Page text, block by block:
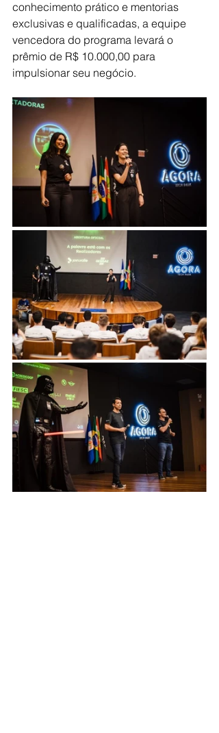
conhecimento prático e mentorias
exclusivas e qualificadas, a equipe
vencedora do programa levará o
prêmio de R$ 10.000,00 para
impulsionar seu negócio.